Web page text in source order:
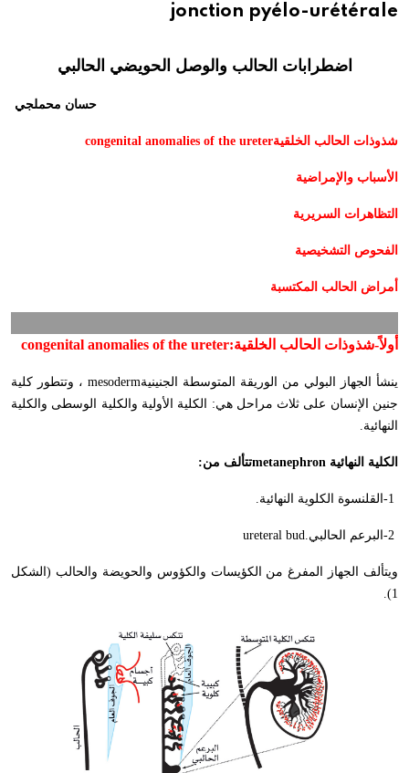
jonction pyélo-urétérale
اضطرابات الحالب والوصل الحويضي الحالبي
حسان محملجي
شذوذات الحالب الخلقيةcongenital anomalies of the ureter
الأسباب والإمراضية
التظاهرات السريرية
الفحوص التشخيصية
أمراض الحالب المكتسبة
أولاً-شذوذات الحالب الخلقية congenital anomalies of the ureter:
ينشأ الجهاز البولي من الوريقة المتوسطة الجنينيةmesoderm ، وتتطور كلية
جنين الإنسان على ثلاث مراحل هي: الكلية الأولية والكلية الوسطى والكلية
النهائية.
الكلية النهائية metanephronتتألف من:
-1 القلنسوة الكلوية النهائية.
-2 البرعم الحالبيureteral bud.
ويتألف الجهاز المفرغ من الكؤيسات والكؤوس والحويضة والحالب (الشكل
1).